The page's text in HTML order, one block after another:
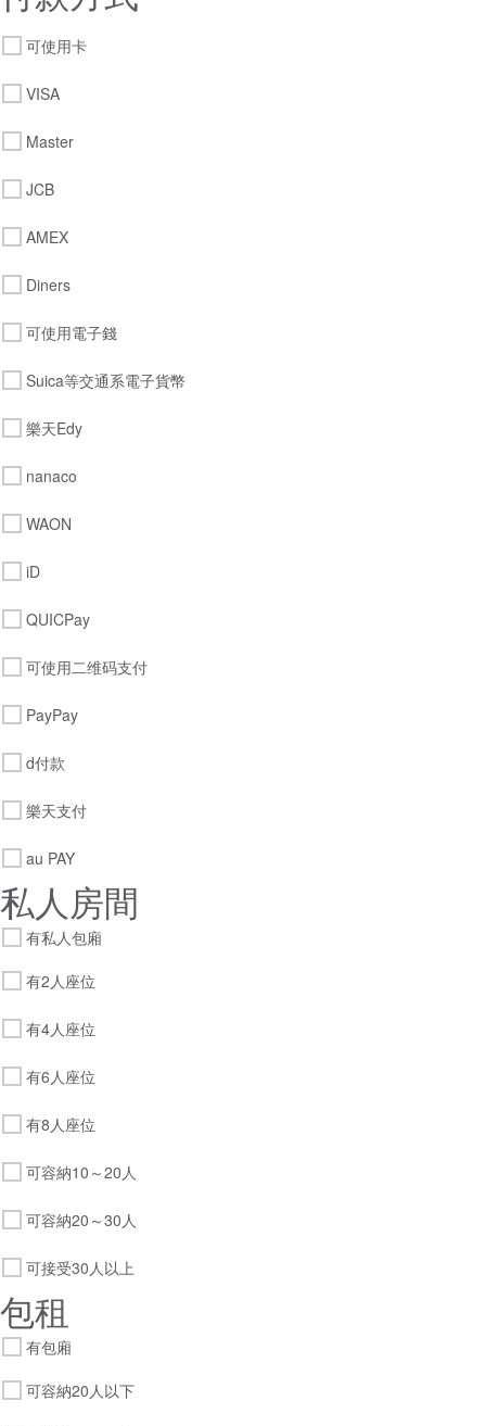
可使用卡
VISA
Master
JCB
AMEX
Diners
可使用電子錢
Suica等交通系電子貨幣
樂天Edy
nanaco
WAON
iD
QUICPay
可使用二维码支付
PayPay
d付款
樂天支付
au PAY
私人房間
有私人包廂
有2人座位
有4人座位
有6人座位
有8人座位
可容納10～20人
可容納20～30人
可接受30人以上
包租
有包廂
可容納20人以下